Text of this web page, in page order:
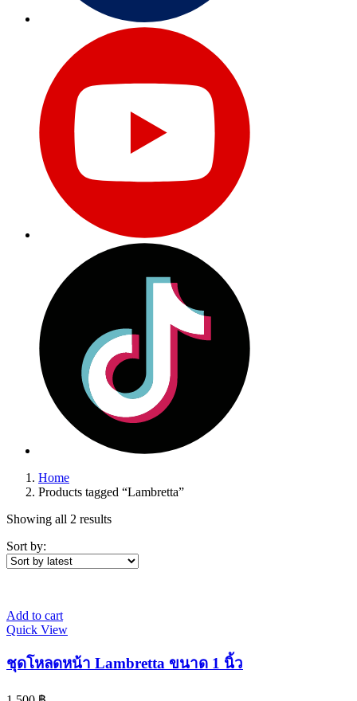
Home
Products tagged “Lambretta”
Showing all 2 results
Sort by:
Add to cart
Quick View
ชุดโหลดหน้า Lambretta ขนาด 1 นิ้ว